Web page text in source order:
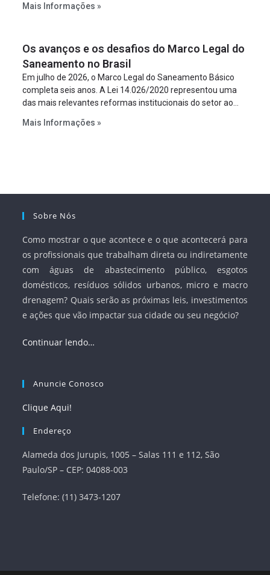
empreendimento. Ou seja, a suposta “fraude à licitação” é
projeto a projeto.
Mais Informações »
Os avanços e os desafios do Marco Legal do
Saneamento no Brasil
Em julho de 2026, o Marco Legal do Saneamento Básico
completa seis anos. A Lei 14.026/2020 representou uma
das mais relevantes reformas institucionais do setor ao
serviços, ampliar a participação da iniciativa privada,
Mais Informações »
Sobre Nós
Como mostrar o que acontece e o que acontecerá para
os profissionais que trabalham direta ou indiretamente
com águas de abastecimento público, esgotos
domésticos, resíduos sólidos urbanos, micro e macro
drenagem? Quais serão as próximas leis, investimentos
e ações que vão impactar sua cidade ou seu negócio?
Continuar lendo…
Anuncie Conosco
Clique Aqui!
Endereço
Alameda dos Jurupis, 1005 – Salas 111 e 112, São
Paulo/SP – CEP: 04088-003
Telefone: (11) 3473-1207